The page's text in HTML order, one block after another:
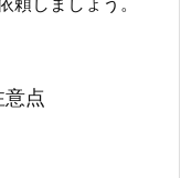
意点